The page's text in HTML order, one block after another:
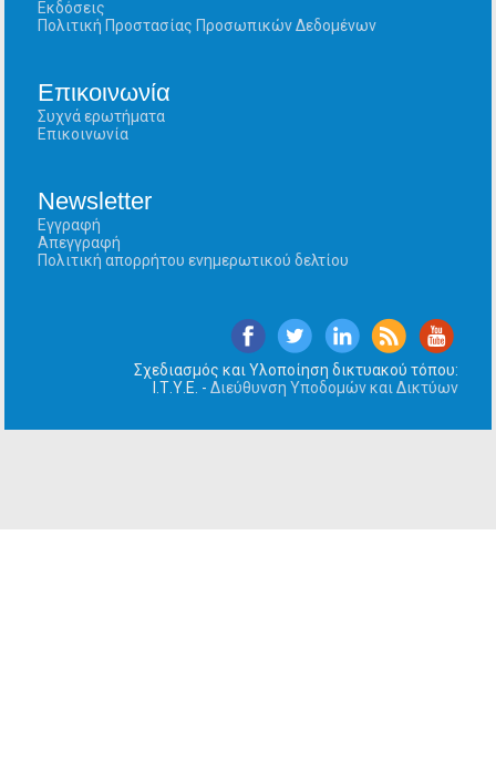
Εκδόσεις
Πολιτική Προστασίας Προσωπικών Δεδομένων
Επικοινωνία
Συχνά ερωτήματα
Επικοινωνία
Newsletter
Εγγραφή
Απεγγραφή
Πολιτική απορρήτου ενημερωτικού δελτίου
Σχεδιασμός και Υλοποίηση δικτυακού τόπου:
Ι.Τ.Υ.Ε. - Διεύθυνση Υποδομών και Δικτύων